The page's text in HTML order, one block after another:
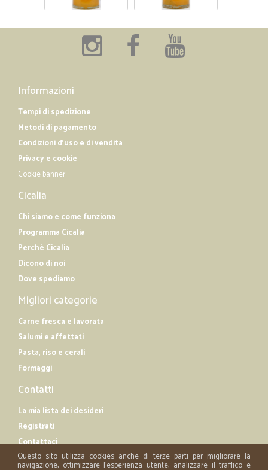
Informazioni
Tempi di spedizione
Metodi di pagamento
Condizioni d'uso e di vendita
Privacy e cookie
Cookie banner
Cicalia
Chi siamo e come funziona
Programma Cicalia
Perché Cicalia
Dicono di noi
Dove spediamo
Migliori categorie
Carne fresca e lavorata
Salumi e affettati
Pasta, riso e cerali
Formaggi
Contatti
La mia lista dei desideri
Registrati
Contattaci
Questo sito utilizza cookies anche di terze parti per migliorare la
navigazione, ottimizzare l'esperienza utente, analizzare il traffico e